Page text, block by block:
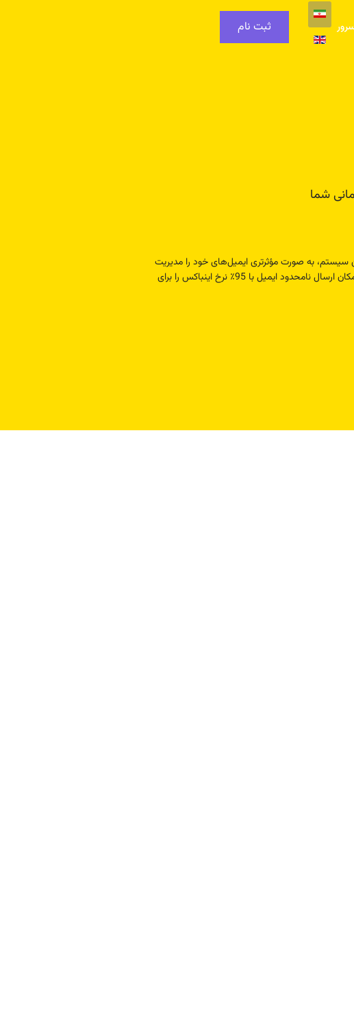
ثبت نام
شما
سیستم، به صورت مؤثرتری ایمیل‌های خود را مدیریت
کرده و ارتباطات درون سازمانی و برون سازمانی خود را تقویت کنید. سرور ایمیل مجهز به هوش مصنوعی میلراور، امکان ارسال نامحدود ایمیل با 95٪ نرخ اینباکس را برای